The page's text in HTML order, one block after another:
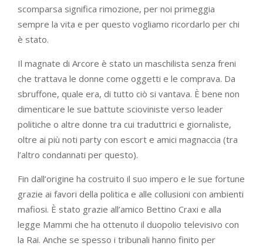
scomparsa significa rimozione, per noi primeggia
sempre la vita e per questo vogliamo ricordarlo per chi
è stato.
Il magnate di Arcore è stato un maschilista senza freni
che trattava le donne come oggetti e le comprava. Da
sbruffone, quale era, di tutto ciò si vantava. È bene non
dimenticare le sue battute scioviniste verso leader
politiche o altre donne tra cui traduttrici e giornaliste,
oltre ai più noti party con escort e amici magnaccia (tra
l’altro condannati per questo).
Fin dall’origine ha costruito il suo impero e le sue fortune
grazie ai favori della politica e alle collusioni con ambienti
mafiosi. È stato grazie all’amico Bettino Craxi e alla
legge Mammi che ha ottenuto il duopolio televisivo con
la Rai. Anche se spesso i tribunali hanno finito per